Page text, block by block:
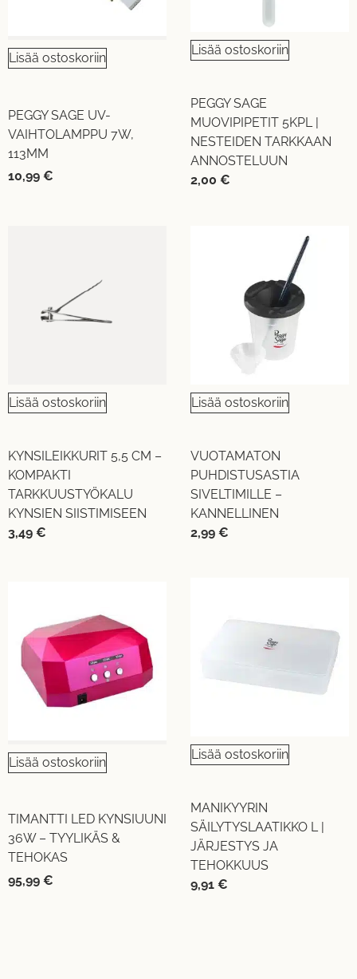
Lisää ostoskoriin
PEGGY SAGE UV-
VAIHTOLAMPPU 7W,
113MM
10,99 €
Lisää ostoskoriin
PEGGY SAGE
MUOVIPIPETIT 5KPL |
NESTEIDEN TARKKAAN
ANNOSTELUUN
2,00 €
Lisää ostoskoriin
KYNSILEIKKURIT 5,5 CM –
KOMPAKTI
TARKKUUSTYÖKALU
KYNSIEN SIISTIMISEEN
3,49 €
Lisää ostoskoriin
VUOTAMATON
PUHDISTUSASTIA
SIVELTIMILLE –
KANNELLINEN
2,99 €
Lisää ostoskoriin
TIMANTTI LED KYNSIUUNI
36W – TYYLIKÄS &
TEHOKAS
95,99 €
Lisää ostoskoriin
MANIKYYRIN
SÄILYTYSLAATIKKO L |
JÄRJESTYS JA
TEHOKKUUS
9,91 €